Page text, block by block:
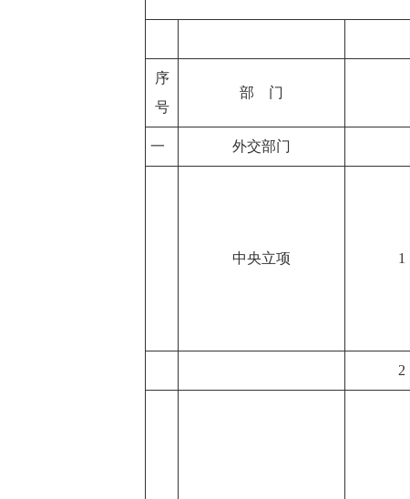
序
号
部 门
一 外交部门
中央立项 1
2